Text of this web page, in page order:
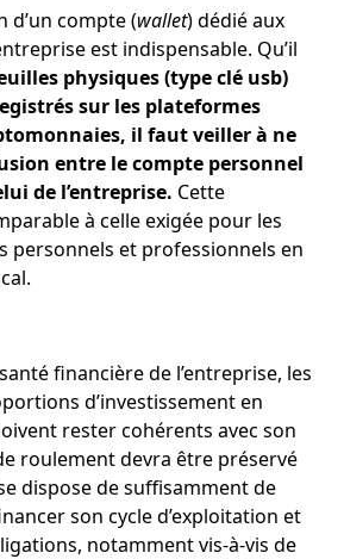
d’un compte (wallet) dédié aux
est indispensable. Qu’il
physiques (type clé usb)
sur les plateformes
il faut veiller à ne
entre le compte personnel
de l’entreprise. Cette
à celle exigée pour les
personnels et professionnels en
financière de l’entreprise, les
d’investissement en
rester cohérents avec son
roulement devra être préservé
dispose de suffisamment de
son cycle d’exploitation et
notamment vis-à-vis de